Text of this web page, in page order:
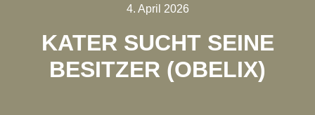
4. April 2026
KATER SUCHT SEINE
BESITZER (OBELIX)